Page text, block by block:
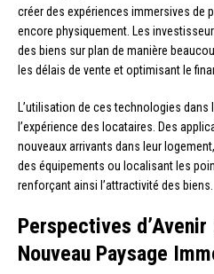
créer des expériences immersives de
encore physiquement. Les
des biens sur plan de manière
les délais de vente et optimisant le
L’utilisation de ces technologies dans
l’expérience des locataires. Des
nouveaux arrivants dans leur
des équipements ou localisant les
renforçant ainsi l’attractivité des biens.
Perspectives
Nouveau Paysage